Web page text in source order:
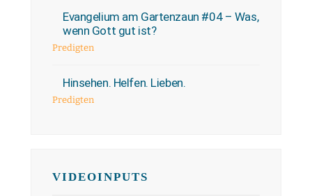
Evangelium am Gartenzaun #04 – Was,
wenn Gott gut ist?
Predigten
Hinsehen. Helfen. Lieben.
Predigten
VIDEOINPUTS